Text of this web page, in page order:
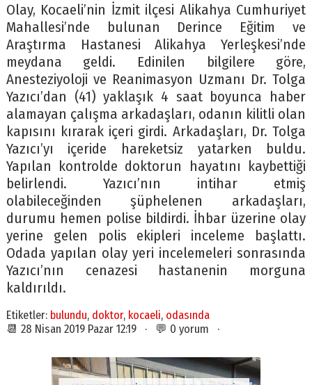
Olay, Kocaeli’nin İzmit ilçesi Alikahya Cumhuriyet
Mahallesi’nde bulunan Derince Eğitim ve
Araştırma Hastanesi Alikahya Yerleşkesi’nde
meydana geldi. Edinilen bilgilere göre,
Anesteziyoloji ve Reanimasyon Uzmanı Dr. Tolga
Yazıcı’dan (41) yaklaşık 4 saat boyunca haber
alamayan çalışma arkadaşları, odanın kilitli olan
kapısını kırarak içeri girdi. Arkadaşları, Dr. Tolga
Yazıcı’yı içeride hareketsiz yatarken buldu.
Yapılan kontrolde doktorun hayatını kaybettiği
belirlendi. Yazıcı’nın intihar etmiş
olabileceğinden şüphelenen arkadaşları,
durumu hemen polise bildirdi. İhbar üzerine olay
yerine gelen polis ekipleri inceleme başlattı.
Odada yapılan olay yeri incelemeleri sonrasında
Yazıcı’nın cenazesi hastanenin morguna
kaldırıldı.
Etiketler: bulundu, doktor, kocaeli, odasında
📆 28 Nisan 2019 Pazar 12:19 · 💬 0 yorum ·